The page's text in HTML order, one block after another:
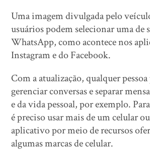
Uma imagem divulgada pelo
usuários podem selecionar uma de
WhatsApp, como acontece nos
Instagram e do Facebook.
Com a atualização, qualquer
gerenciar conversas e separar
e da vida pessoal, por exemplo.
é preciso usar mais de um celular
aplicativo por meio de recursos
algumas marcas de celular.